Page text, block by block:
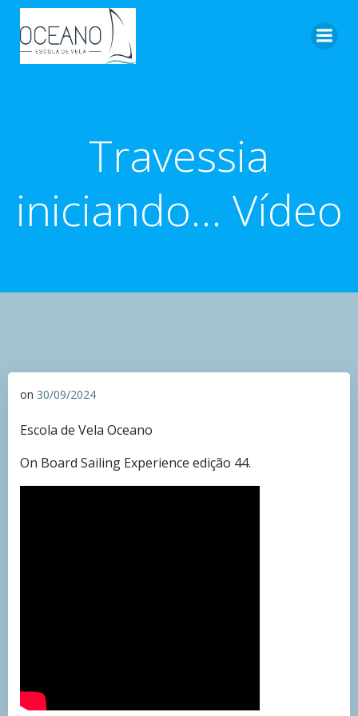
Travessia
iniciando… Vídeo
on 30/09/2024
Escola de Vela Oceano
On Board Sailing Experience edição 44.